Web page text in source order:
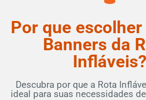
Por que
Banners da
Infláveis?
Descubra por que a Rota
ideal para suas necessidades